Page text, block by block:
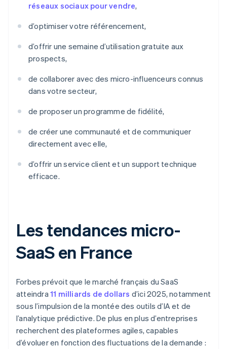
réseaux sociaux pour vendre,
d’optimiser votre référencement,
d’offrir une semaine d’utilisation gratuite aux
prospects,
de collaborer avec des micro-influenceurs connus
dans votre secteur,
de proposer un programme de fidélité,
de créer une communauté et de communiquer
directement avec elle,
d’offrir un service client et un support technique
efficace.
Les tendances micro-
SaaS en France
Forbes prévoit que le marché français du SaaS
atteindra11 milliards de dollars d’ici 2025, notamment
sous l’impulsion de la montée des outils d’IA et de
l’analytique prédictive. De plus en plus d’entreprises
recherchent des plateformes agiles, capables
d’évoluer en fonction des fluctuations de la demande :